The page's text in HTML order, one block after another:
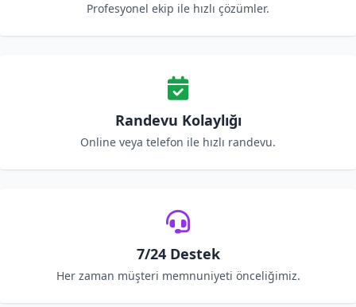
Profesyonel ekip ile hızlı çözümler.
Randevu Kolaylığı
Online veya telefon ile hızlı randevu.
7/24 Destek
Her zaman müşteri memnuniyeti önceliğimiz.